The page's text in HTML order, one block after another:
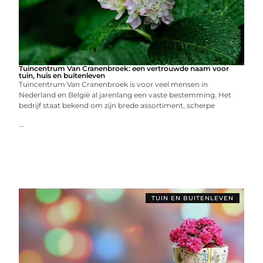
Tuincentrum Van Cranenbroek: een vertrouwde naam voor
tuin, huis en buitenleven
Tuincentrum Van Cranenbroek is voor veel mensen in
Nederland en België al jarenlang een vaste bestemming. Het
bedrijf staat bekend om zijn brede assortiment, scherpe
...
TUIN EN BUITENLEVEN